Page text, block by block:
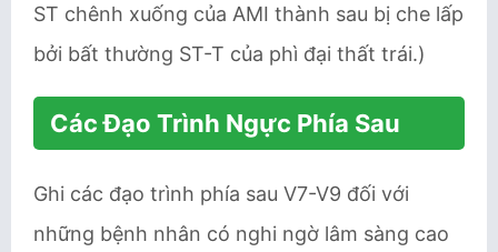
ST chênh xuống của AMI thành sau bị che lấp
bởi bất thường ST-T của phì đại thất trái.)
Các Đạo Trình Ngực Phía Sau
Ghi các đạo trình phía sau V7-V9 đối với
những bệnh nhân có nghi ngờ lâm sàng cao